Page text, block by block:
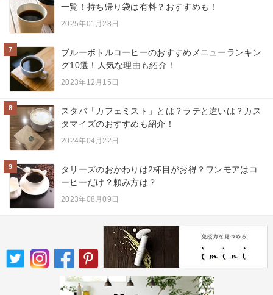
一覧！持ち帰り袋は有料？おすすめも！
2025年01月28日
7
ブルーボトルコーヒーのおすすめメニューランキン
グ10選！人気な理由も紹介！
2023年12月15日
8
スタバ「カフェミスト」とは？ラテと違いは？カス
タマイズのおすすめも紹介！
2024年04月22日
9
タリーズのおかわりは2杯目がお得？ワンモアはコ
ーヒーだけ？頼み方は？
2023年08月09日